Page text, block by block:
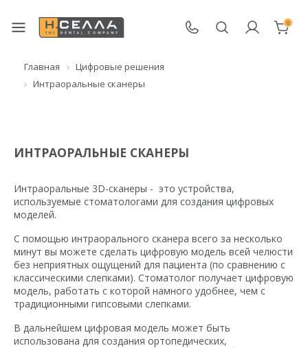
0
Главная
Цифровые решения
Интраоральные сканеры
ИНТРАОРАЛЬНЫЕ СКАНЕРЫ
Интраоральные 3D-сканеры - это устройства,
используемые стоматологами для создания цифровых
моделей.
С помощью интраорального сканера всего за несколько
минут вы можете сделать цифровую модель всей челюсти
без неприятных ощущений для пациента (по сравнению с
классическими слепками). Стоматолог получает цифровую
модель, работать с которой намного удобнее, чем с
традиционными гипсовыми слепками.
В дальнейшем цифровая модель может быть
использована для создания ортопедических,